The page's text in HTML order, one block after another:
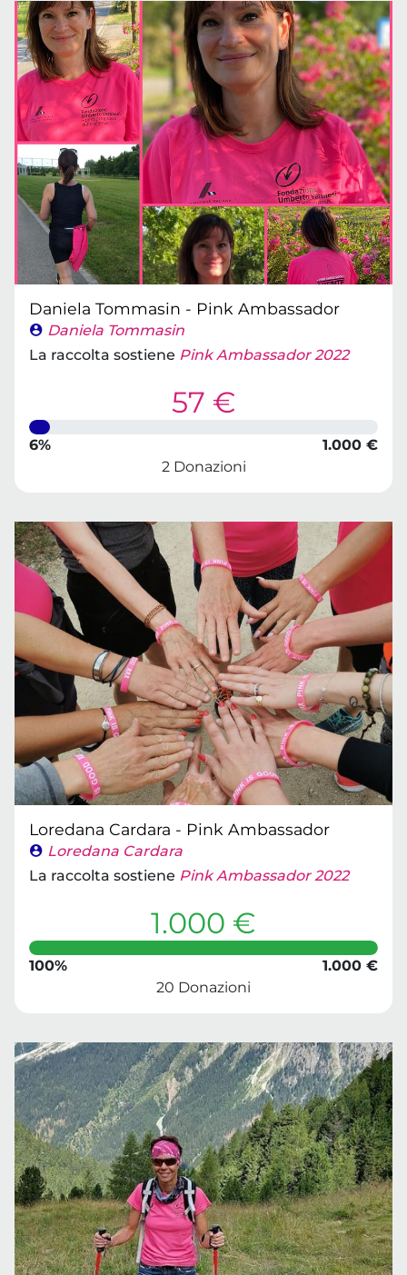
Daniela Tommasin - Pink Ambassador
Daniela Tommasin
La raccolta sostiene Pink Ambassador 2022
57 €
6%
1.000 €
2 Donazioni
Loredana Cardara - Pink Ambassador
Loredana Cardara
La raccolta sostiene Pink Ambassador 2022
1.000 €
100%
1.000 €
20 Donazioni